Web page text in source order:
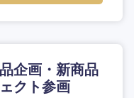
企画・新商品
クト参画